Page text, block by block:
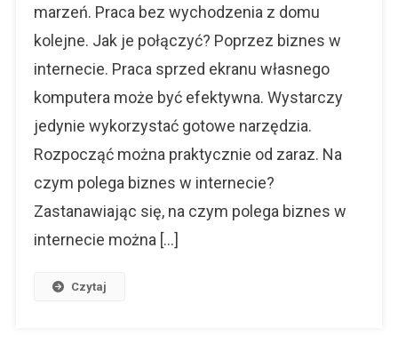
Zacząć?
marzeń. Praca bez wychodzenia z domu
kolejne. Jak je połączyć? Poprzez biznes w
internecie. Praca sprzed ekranu własnego
komputera może być efektywna. Wystarczy
jedynie wykorzystać gotowe narzędzia.
Rozpocząć można praktycznie od zaraz. Na
czym polega biznes w internecie?
Zastanawiając się, na czym polega biznes w
internecie można […]
Czytaj